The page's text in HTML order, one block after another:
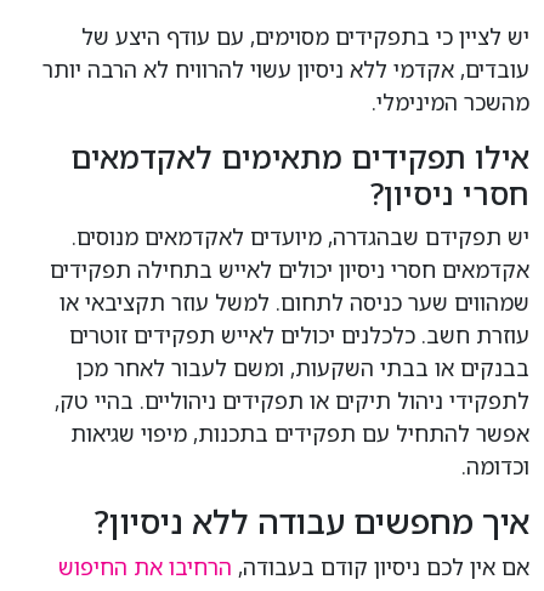
יש לציין כי בתפקידים מסוימים, עם עודף היצע של
עובדים, אקדמי ללא ניסיון עשוי להרוויח לא הרבה יותר
מהשכר המינימלי.
אילו תפקידים מתאימים לאקדמאים
חסרי ניסיון?
יש תפקידם שבהגדרה, מיועדים לאקדמאים מנוסים.
אקדמאים חסרי ניסיון יכולים לאייש בתחילה תפקידים
שמהווים שער כניסה לתחום. למשל עוזר תקציבאי או
עוזרת חשב. כלכלנים יכולים לאייש תפקידים זוטרים
בבנקים או בבתי השקעות, ומשם לעבור לאחר מכן
לתפקידי ניהול תיקים או תפקידים ניהוליים. בהיי טק,
אפשר להתחיל עם תפקידים בתכנות, מיפוי שגיאות
וכדומה.
איך מחפשים עבודה ללא ניסיון?
אם אין לכם ניסיון קודם בעבודה, הרחיבו את החיפוש